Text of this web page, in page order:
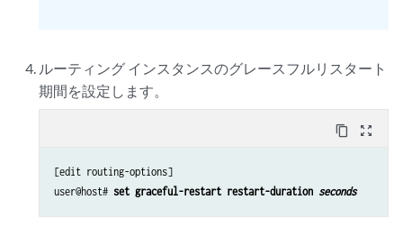
ルーティング インスタンスのグレースフルリスタート
期間を設定します。
content_copy zoom_out_map
[edit routing-options]
user@host# set graceful-restart restart-duration seconds